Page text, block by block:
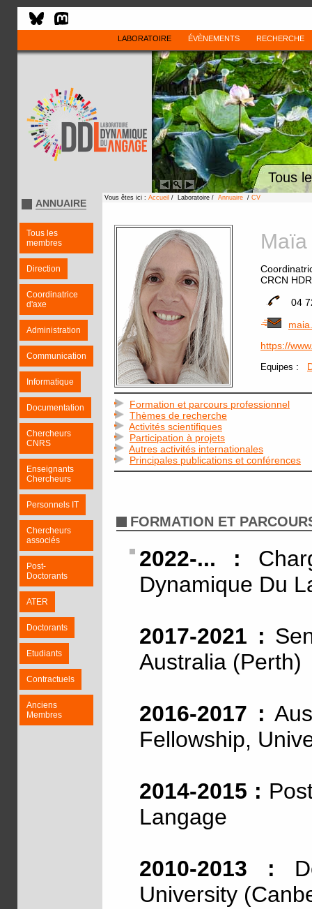
LABORATOIRE ÉVÈNEMENTS RECHERCHE
Tous
ANNUAIRE
Tous les
membres
Direction
Coordinatrice
d'axe
Administration
Communication
Informatique
Documentation
Chercheurs
CNRS
Enseignants
Chercheurs
Personnels IT
Chercheurs
associés
Post-
Doctorants
ATER
Doctorants
Etudiants
Contractuels
Anciens
Membres
Vous êtes ici : Accueil / Laboratoire / Annuaire / CV
CRCN
04
https://
Equipes :
Formation et parcours professionnel
Thèmes de recherche
Activités scientifiques
Participation à projets
Autres activités internationales
Principales publications et conférences
FORMATION ET
2022-... :
Dynamique Du
2017-2021 :
Australia (Perth)
2016-2017 :
Fellowship,
2014-2015 :
Langage
2010-2013 :
University